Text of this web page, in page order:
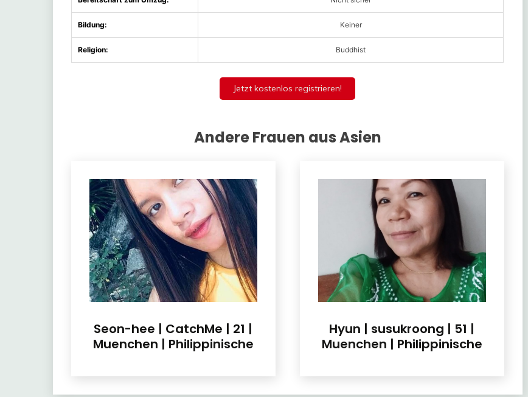
Bildung: Keiner
Religion: Buddhist
Jetzt kostenlos registrieren!
Andere Frauen aus Asien
Seon-hee | CatchMe | 21 |
Muenchen | Philippinische
Hyun | susukroong | 51 |
Muenchen | Philippinische